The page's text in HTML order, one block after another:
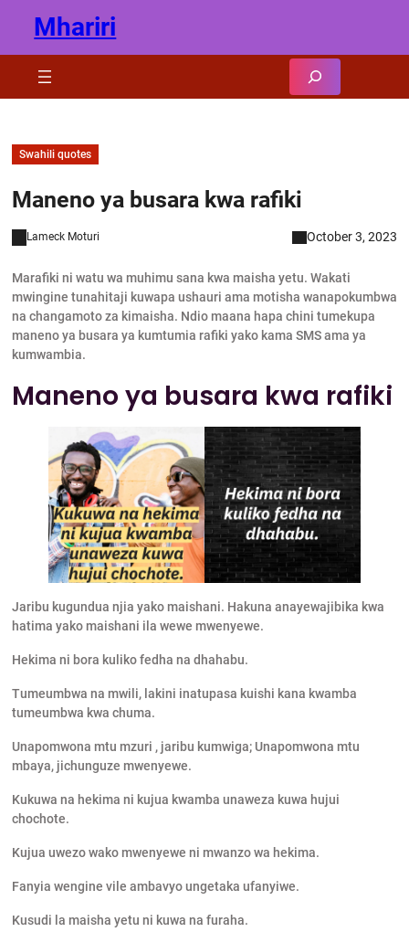
content
Mhariri
Swahili quotes
Maneno ya busara kwa rafiki
Lameck Moturi October 3, 2023
Marafiki ni watu wa muhimu sana kwa maisha yetu. Wakati
mwingine tunahitaji kuwapa ushauri ama motisha wanapokumbwa
na changamoto za kimaisha. Ndio maana hapa chini tumekupa
maneno ya busara ya kumtumia rafiki yako kama SMS ama ya
kumwambia.
Maneno ya busara kwa rafiki
Jaribu kugundua njia yako maishani. Hakuna anayewajibika kwa
hatima yako maishani ila wewe mwenyewe.
Hekima ni bora kuliko fedha na dhahabu.
Tumeumbwa na mwili, lakini inatupasa kuishi kana kwamba
tumeumbwa kwa chuma.
Unapomwona mtu mzuri , jaribu kumwiga; Unapomwona mtu
mbaya, jichunguze mwenyewe.
Kukuwa na hekima ni kujua kwamba unaweza kuwa hujui
chochote.
Kujua uwezo wako mwenyewe ni mwanzo wa hekima.
Fanyia wengine vile ambavyo ungetaka ufanyiwe.
Kusudi la maisha yetu ni kuwa na furaha.